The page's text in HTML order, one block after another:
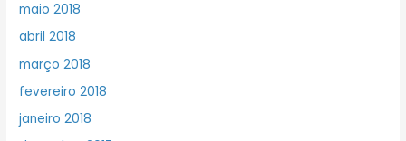
maio 2018
abril 2018
março 2018
fevereiro 2018
janeiro 2018